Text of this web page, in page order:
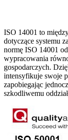
ISO 14001 to
dotyczące systemu
normę ISO 14001
wypracowania
gospodarczych.
intensyfikuje swoje
zapobiegając
szkodliwemu